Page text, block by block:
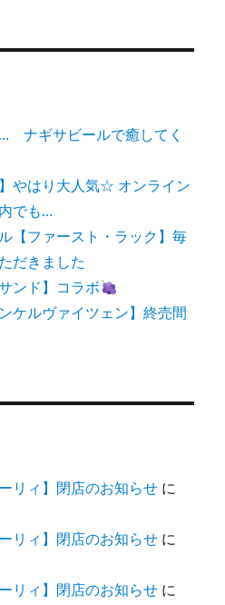
ナギサビールで癒してく
やはり大人気☆ オンライン
でも…
【ファースト・ラック】毎
だきました
ンド】コラボ
ケルヴァイツェン】終売間
リィ】閉店のお知らせ に
リィ】閉店のお知らせ に
リィ】閉店のお知らせ に